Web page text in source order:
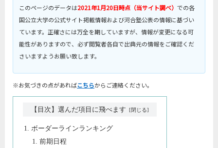
このページのデータは2021年1月20日時点（当サイト調べ） での各
国公立大学の公式サイト掲載情報および河合塾公表の情報に基づい
ています。正確さには万全を期していますが、情報が変更になる可
能性がありますので、必ず閲覧者各自で出典元の情報をご確認くだ
さいますようお願い致します。
※お気づきの点があればこちらからご連絡ください。
【目次】選んだ項目に飛べます
ボーダーラインランキング
前期日程